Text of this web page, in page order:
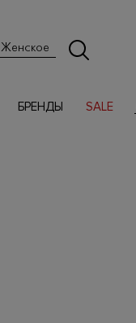
Женское
БРЕНДЫ SALE